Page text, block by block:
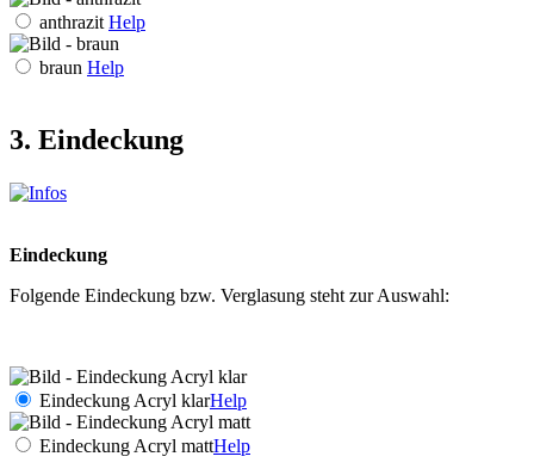
anthrazit Help
braun Help
3. Eindeckung
Eindeckung
Folgende Eindeckung bzw. Verglasung steht zur Auswahl:
Eindeckung Acryl klarHelp
Eindeckung Acryl mattHelp